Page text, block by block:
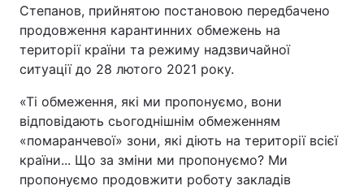
Тема оформлення
Степанов, прийнятою постановою передбачено
продовження карантинних обмежень на
території країни та режиму надзвичайної
ситуації до 28 лютого 2021 року.
«Ті обмеження, які ми пропонуємо, вони
відповідають сьогоднішнім обмеженням
«помаранчевої» зони, які діють на території всієї
країни... Що за зміни ми пропонуємо? Ми
пропонуємо продовжити роботу закладів